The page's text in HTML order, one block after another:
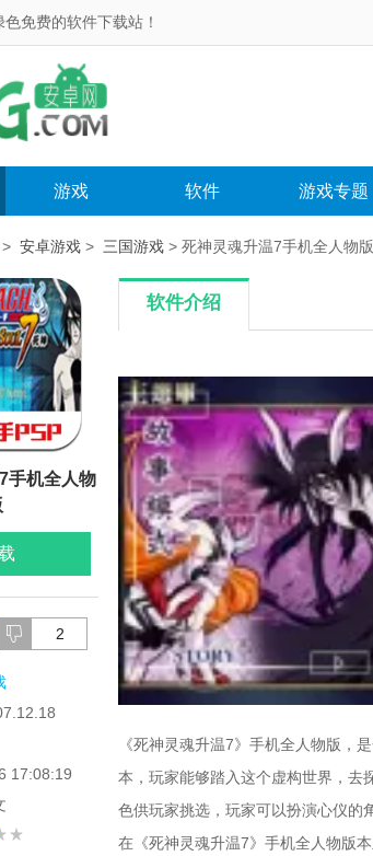
免费的软件下载站！
游戏 软件 游戏专题
> 安卓游戏 > 三国游戏 > 死神灵魂升温7手机全人物
手机全人物
2
17:08:19
软件介绍
《死神灵魂升温7》手机全人物版，
本，玩家能够踏入这个虚构世界，去
色供玩家挑选，玩家可以扮演心仪的
在《死神灵魂升温7》手机全人物版